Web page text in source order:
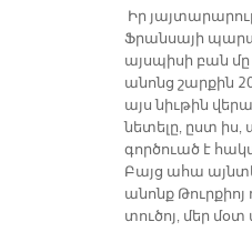
Իր
Ֆրան­սա­յի
այս­պի­սի բան մը
ա­նոնց շար­քին
այս նիւ­թին
նե­տե­լը, ըստ իս,
գոր­ծուած է
Բայց ա­հա
ա­նոնք
տու­ծոյ, մեր